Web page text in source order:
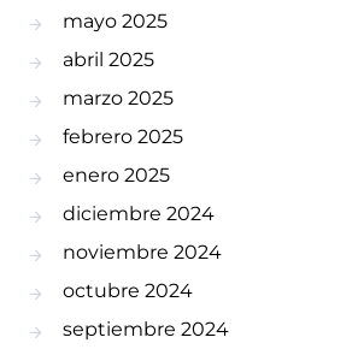
mayo 2025
abril 2025
marzo 2025
febrero 2025
enero 2025
diciembre 2024
noviembre 2024
octubre 2024
septiembre 2024